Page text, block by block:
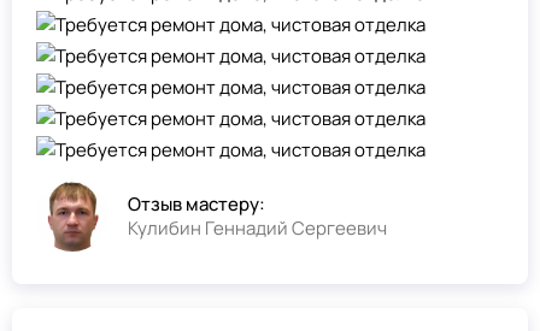
Отзыв мастеру:
Кулибин Геннадий Сергеевич